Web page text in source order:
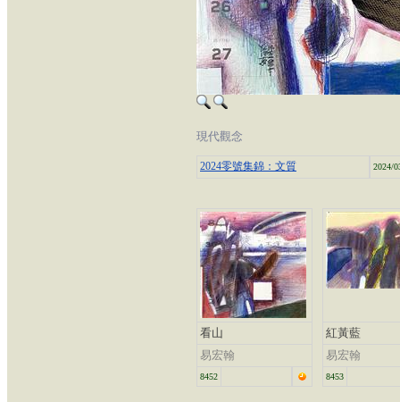
現代觀念
2024零號集錦：文質 2024/
看山
易宏翰
8452
紅黃藍
易宏翰
8453